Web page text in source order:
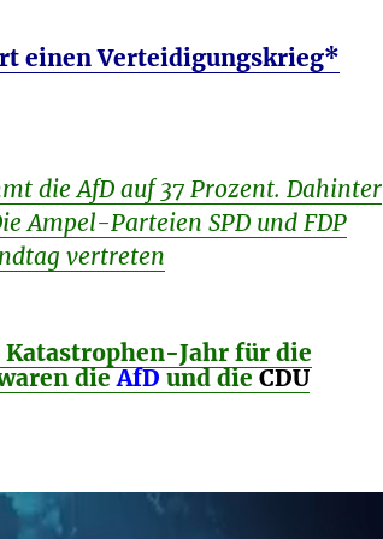
einen Verteidigungskrieg*
die AfD auf 37 Prozent. Dahinter
Ampel-Parteien SPD und FDP
vertreten
Katastrophen-Jahr für die
dieAfDund dieCDU